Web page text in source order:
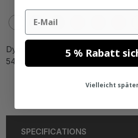
Dymo 11352 / S0722520 kompatible
54mm, 500 Etiketten, weiß,
SPECIFICATIONS
Email
5 % Rabatt
Vielleicht